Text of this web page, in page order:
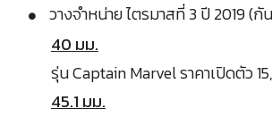
วางจำหน่าย ไตรมาสที่ 3 ปี 2019 (กั
40 มม.
รุ่น Captain Marvel ราคาเปิดตัว
45.1 มม.